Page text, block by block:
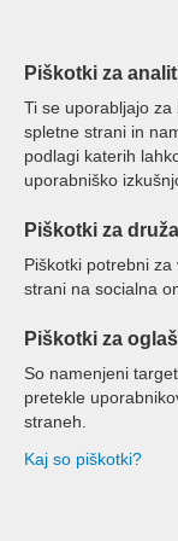
Menu
Splošni pogoji in
Splošni in posebni
aranžmajev in so
podpisu pogodbe
njimi nepreklicno
napotnice/
agencija in potnik,
Piškotki za
Ti se uporabljajo
spletne strani in
podlagi katerih
uporabniško
Piškotki za
Piškotki potrebni
strani na socialna
Piškotki za
So namenjeni
pretekle
straneh.
Kaj so piškotki?